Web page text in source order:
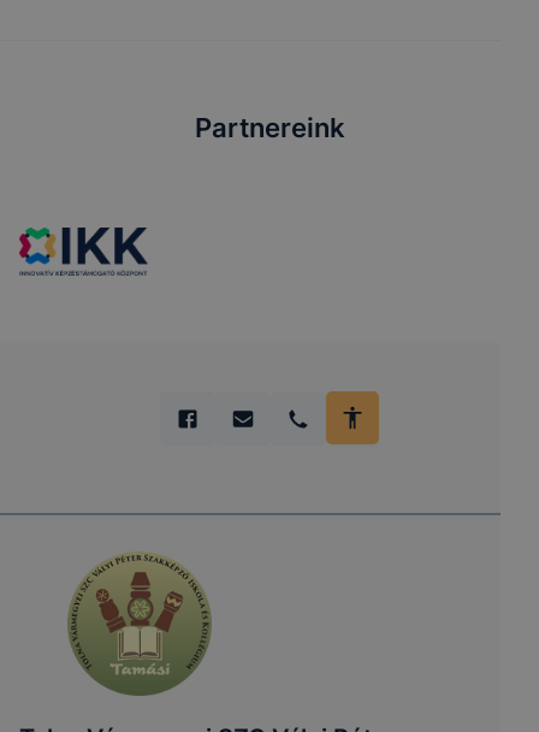
Partnereink